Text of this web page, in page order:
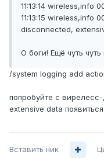
11:13:14 wireless,info
11:13:15 wireless,info
disconnected,
О боги! Ещё чуть
/system logging add
попробуйте с
extensive data появиться
Вставить ник